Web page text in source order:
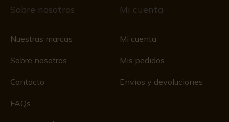
Sobre nosotros
Nuestras marcas
Sobre nosotros
Contacto
FAQs
Mi cuenta
Mi cuenta
Mis pedidos
Envíos y devoluciones